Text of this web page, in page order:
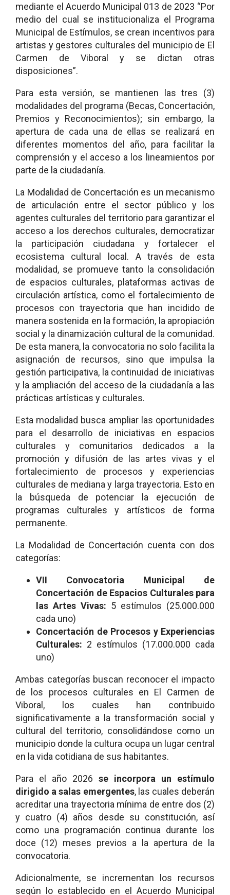
mediante el Acuerdo Municipal 013 de 2023 “Por
medio del cual se institucionaliza el Programa
Municipal de Estímulos, se crean incentivos para
artistas y gestores culturales del municipio de El
Carmen de Viboral y se dictan otras
disposiciones”.
Para esta versión, se mantienen las tres (3)
modalidades del programa (Becas, Concertación,
Premios y Reconocimientos); sin embargo, la
apertura de cada una de ellas se realizará en
diferentes momentos del año, para facilitar la
comprensión y el acceso a los lineamientos por
parte de la ciudadanía.
La Modalidad de Concertación es un mecanismo
de articulación entre el sector público y los
agentes culturales del territorio para garantizar el
acceso a los derechos culturales, democratizar
la participación ciudadana y fortalecer el
ecosistema cultural local. A través de esta
modalidad, se promueve tanto la consolidación
de espacios culturales, plataformas activas de
circulación artística, como el fortalecimiento de
procesos con trayectoria que han incidido de
manera sostenida en la formación, la apropiación
social y la dinamización cultural de la comunidad.
De esta manera, la convocatoria no solo facilita la
asignación de recursos, sino que impulsa la
gestión participativa, la continuidad de iniciativas
y la ampliación del acceso de la ciudadanía a las
prácticas artísticas y culturales.
Esta modalidad busca ampliar las oportunidades
para el desarrollo de iniciativas en espacios
culturales y comunitarios dedicados a la
promoción y difusión de las artes vivas y el
fortalecimiento de procesos y experiencias
culturales de mediana y larga trayectoria. Esto en
la búsqueda de potenciar la ejecución de
programas culturales y artísticos de forma
permanente.
La Modalidad de Concertación cuenta con dos
categorías:
VII Convocatoria Municipal de
Concertación de Espacios Culturales para
las Artes Vivas: 5 estímulos (25.000.000
cada uno)
Concertación de Procesos y Experiencias
Culturales: 2 estímulos (17.000.000 cada
uno)
Ambas categorías buscan reconocer el impacto
de los procesos culturales en El Carmen de
Viboral, los cuales han contribuido
significativamente a la transformación social y
cultural del territorio, consolidándose como un
municipio donde la cultura ocupa un lugar central
en la vida cotidiana de sus habitantes.
Para el año 2026 se incorpora un estímulo
dirigido a salas emergentes, las cuales deberán
acreditar una trayectoria mínima de entre dos (2)
y cuatro (4) años desde su constitución, así
como una programación continua durante los
doce (12) meses previos a la apertura de la
convocatoria.
Adicionalmente, se incrementan los recursos
según lo establecido en el Acuerdo Municipal